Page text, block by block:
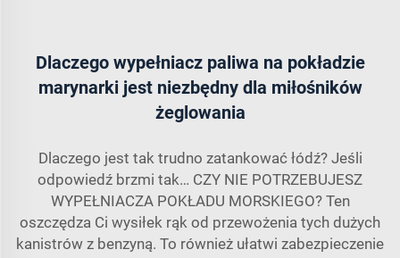
Dlaczego wypełniacz paliwa na pokładzie
marynarki jest niezbędny dla miłośników
żeglowania
Dlaczego jest tak trudno zatankować łódź? Jeśli
odpowiedź brzmi tak… CZY NIE POTRZEBUJESZ
WYPEŁNIACZA POKŁADU MORSKIEGO? Ten
oszczędza Ci wysiłek rąk od przewożenia tych dużych
kanistrów z benzyną. To również ułatwi zabezpieczenie